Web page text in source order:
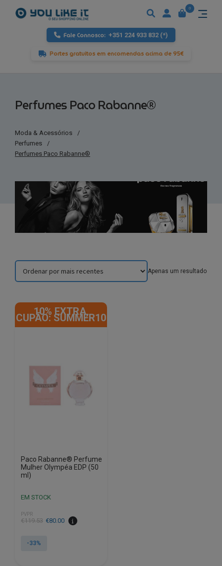
Fale Connosco: +351 224 933 832 (*)
Portes gratuitos em encomendas acima de 95€
0
Perfumes Paco Rabanne®
Moda & Acessórios
/
Perfumes
/
Perfumes Paco Rabanne®
Apenas um resultado
10% EXTRA,
CUPÃO: SUMMER10
Paco Rabanne® Perfume
Mulher Olympéa EDP (50
ml)
EM STOCK
PVPR
€119.53
O
original
€80.00
O
atual
-33%